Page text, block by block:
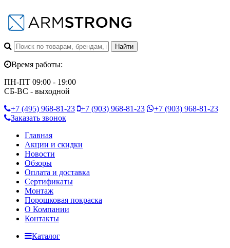
Время работы:
ПН-ПТ 09:00 - 19:00
СБ-ВС - выходной
+7 (495) 968-81-23 +7 (903) 968-81-23 +7 (903) 968-81-23
Заказать звонок
Главная
Акции и скидки
Новости
Обзоры
Оплата и доставка
Сертификаты
Монтаж
Порошковая покраска
О Компании
Контакты
Каталог